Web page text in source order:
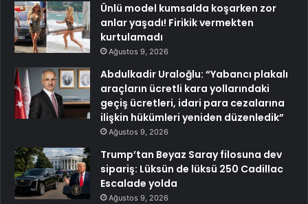
Ünlü model kumsalda koşarken zor
anlar yaşadı! Firikik vermekten
kurtulamadı
Ağustos 9, 2026
Abdulkadir Uraloğlu: “Yabancı plakalı
araçların ücretli kara yollarındaki
geçiş ücretleri, idari para cezalarına
ilişkin hükümleri yeniden düzenledik”
Ağustos 9, 2026
Trump’tan Beyaz Saray filosuna dev
sipariş: Lüksün de lüksü 250 Cadillac
Escalade yolda
Ağustos 9, 2026